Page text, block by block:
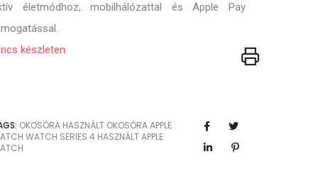
életmódhoz, mobilhálózattal és Apple Pay
készleten
OKOSÓRA HASZNÁLT OKOSÓRAAPPLE
WATCH SERIES 4 HASZNÁLT APPLE